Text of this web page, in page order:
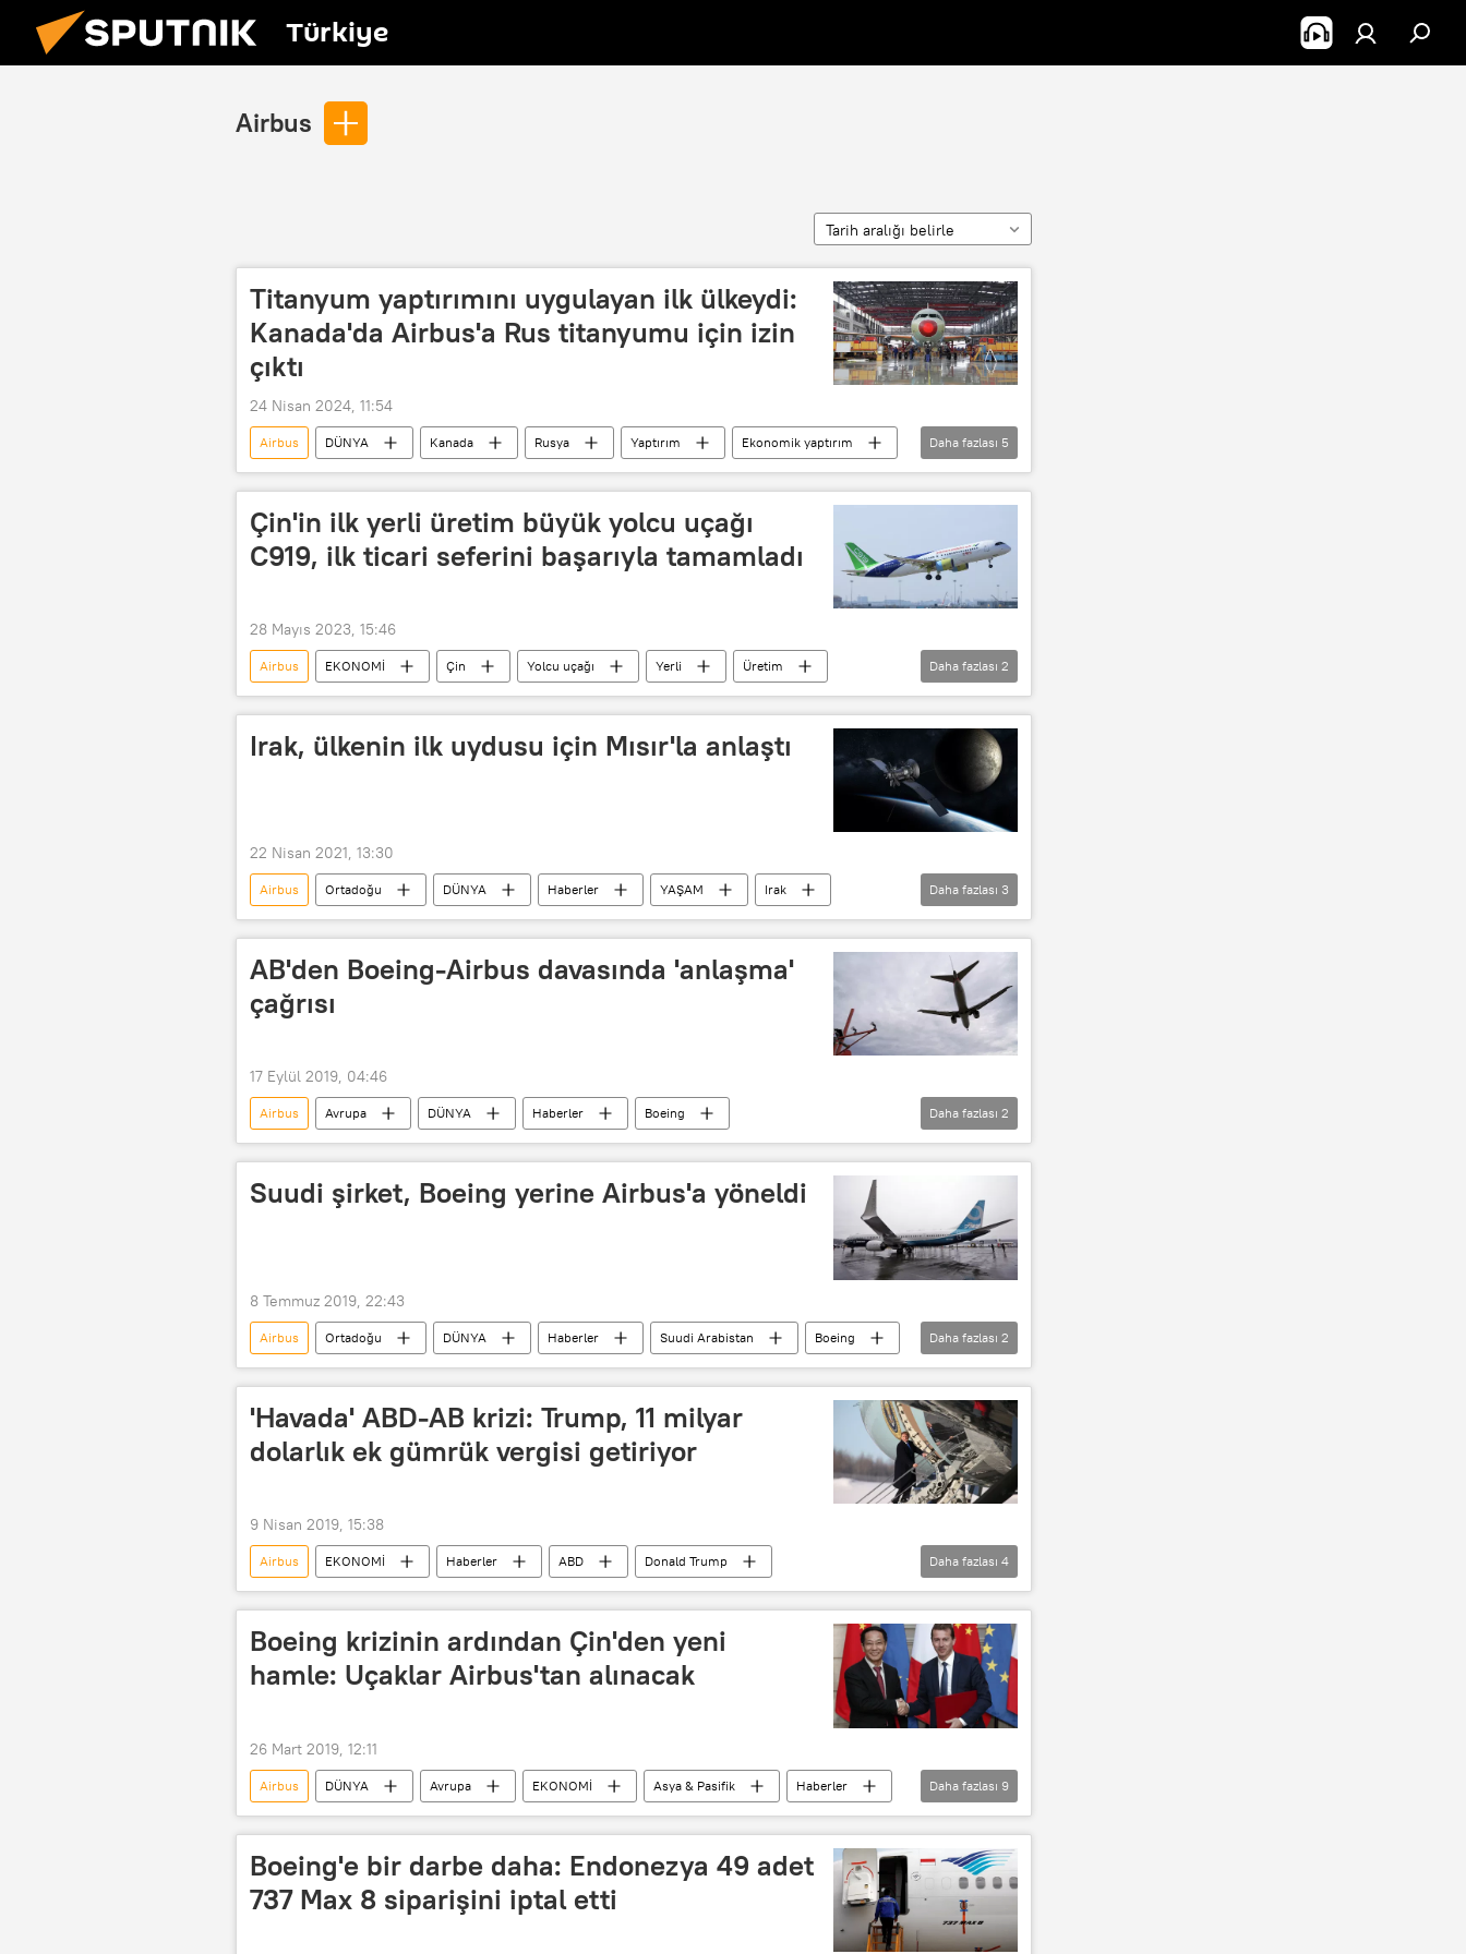
Türkiye
Airbus
Tarih aralığı belirle
Titanyum yaptırımını uygulayan ilk ülkeydi:
Kanada'da Airbus'a Rus titanyumu için izin
çıktı
24 Nisan 2024, 11:54
Airbus DÜNYA Kanada Rusya Yaptırım
Ekonomik yaptırım
ticari yaptırım
yaptırım listesi Airbus Airbus titanyum
Daha fazlası 5
Çin'in ilk yerli üretim büyük yolcu uçağı
C919, ilk ticari seferini başarıyla tamamladı
28 Mayıs 2023, 15:46
Airbus EKONOMİ Çin Yolcu uçağı Yerli
Üretim
Boeing
The Commercial Aircraft Corp of China (COMAC)
Daha fazlası 2
Irak, ülkenin ilk uydusu için Mısır'la anlaştı
22 Nisan 2021, 13:30
Airbus Ortadoğu DÜNYA Haberler YAŞAM
Irak
Mısır
Uydu Anlaşma Uzay
Daha fazlası 3
AB'den Boeing-Airbus davasında 'anlaşma'
çağrısı
17 Eylül 2019, 04:46
Airbus Avrupa DÜNYA Haberler
Boeing
Dünya Ticaret Örgütü (DTÖ)
Cecilia Malmström
Daha fazlası 2
Suudi şirket, Boeing yerine Airbus'a yöneldi
8 Temmuz 2019, 22:43
Airbus Ortadoğu DÜNYA Haberler Suudi Arabistan
Boeing
Boeing 737 MAX
Flyadeal
Daha fazlası 2
'Havada' ABD-AB krizi: Trump, 11 milyar
dolarlık ek gümrük vergisi getiriyor
9 Nisan 2019, 15:38
Airbus EKONOMİ Haberler ABD
Donald Trump
Dünya Ticaret Örgütü
Boeing gümrük vergisi sübvansiyon
Daha fazlası 4
Boeing krizinin ardından Çin'den yeni
hamle: Uçaklar Airbus'tan alınacak
26 Mart 2019, 12:11
Airbus DÜNYA Avrupa EKONOMİ Asya & Pasifik
Haberler
Fransa
Çin Şi Cinping Emmanuel Macron
Boeing
Daha fazlası 9
Boeing'e bir darbe daha: Endonezya 49 adet
737 Max 8 siparişini iptal etti